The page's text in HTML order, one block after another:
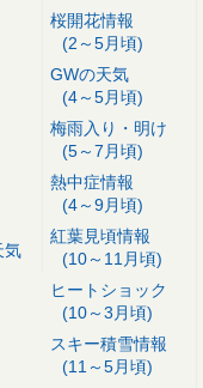
気
桜開花情報
(2～5月頃)
GWの天気
(4～5月頃)
梅雨入り・明け
(5～7月頃)
熱中症情報
(4～9月頃)
紅葉見頃情報
(10～11月頃)
ヒートショック
(10～3月頃)
スキー積雪情報
(11～5月頃)